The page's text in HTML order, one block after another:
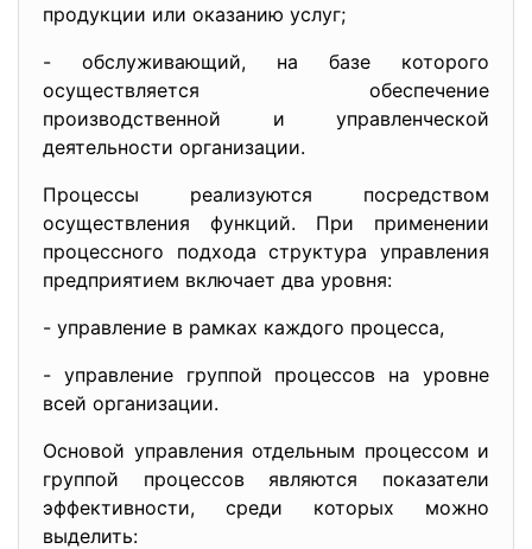
продукции или оказанию услуг;
- обслуживающий, на базе которого
осуществляется обеспечение
производственной и управленческой
деятельности организации.
Процессы реализуются посредством
осуществления функций. При применении
процессного подхода структура управления
предприятием включает два уровня:
- управление в рамках каждого процесса,
- управление группой процессов на уровне
всей организации.
Основой управления отдельным процессом и
группой процессов являются показатели
эффективности, среди которых можно
выделить: